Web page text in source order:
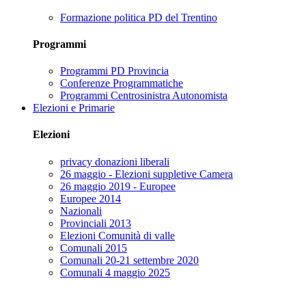
Formazione politica PD del Trentino
Programmi
Programmi PD Provincia
Conferenze Programmatiche
Programmi Centrosinistra Autonomista
Elezioni e Primarie
Elezioni
privacy donazioni liberali
26 maggio - Elezioni suppletive Camera
26 maggio 2019 - Europee
Europee 2014
Nazionali
Provinciali 2013
Elezioni Comunità di valle
Comunali 2015
Comunali 20-21 settembre 2020
Comunali 4 maggio 2025